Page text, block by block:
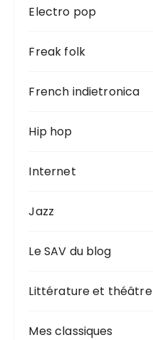
Electro pop
Freak folk
French indietronica
Hip hop
Internet
Jazz
Le SAV du blog
Littérature et théâtre
Mes classiques